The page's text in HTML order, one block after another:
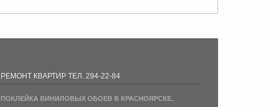
РЕМОНТ КВАРТИР ТЕЛ. 294-22-84
ПОКЛЕЙКА ВИНИЛОВЫХ ОБОЕВ В КРАСНОЯРСКЕ.